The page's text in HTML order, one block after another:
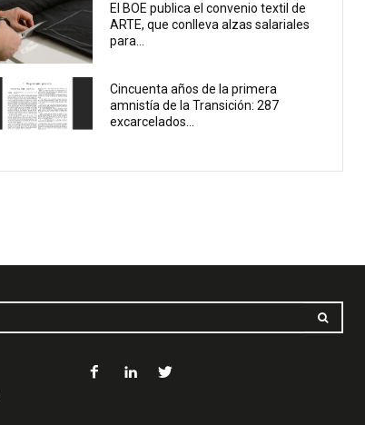
El BOE publica el convenio textil de
ARTE, que conlleva alzas salariales
para...
Cincuenta años de la primera
amnistía de la Transición: 287
excarcelados...